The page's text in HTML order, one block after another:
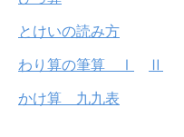
とけいの読み方
わり算の筆算 Ⅰ Ⅱ
かけ算 九九表